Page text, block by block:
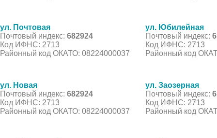
ул. Почтовая
Почтовый индекс: 682924
Код ИФНС: 2713
Районный код ОКАТО: 08224000037
ул. Юбилейная
Почтовый индекс:
Код ИФНС: 2713
Районный код
ул. Новая
Почтовый индекс: 682924
Код ИФНС: 2713
Районный код ОКАТО: 08224000037
ул. Заозерная
Почтовый индекс:
Код ИФНС: 2713
Районный код